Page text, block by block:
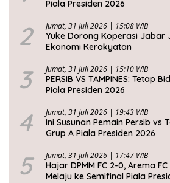
Piala Presiden 2026
2 Jumat, 31 Juli 2026 | 15:08 WIB
Yuke Dorong Koperasi Jabar
Ekonomi Kerakyatan
3 Jumat, 31 Juli 2026 | 15:10 WIB
PERSIB VS TAMPINES: Tetap
Piala Presiden 2026
4 Jumat, 31 Juli 2026 | 19:43 WIB
Ini Susunan Pemain Persib vs
Grup A Piala Presiden 2026
5 Jumat, 31 Juli 2026 | 17:47 WIB
Hajar DPMM FC 2-0, Arema
Melaju ke Semifinal Piala